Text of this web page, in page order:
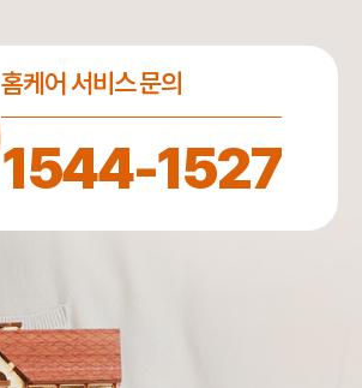
홈케어 서비스 문의
1544-1527